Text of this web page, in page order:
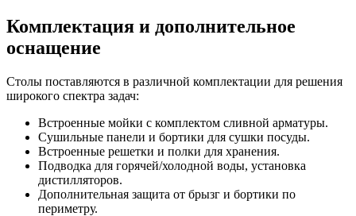
Комплектация и дополнительное
оснащение
Столы поставляются в различной комплектации для решения
широкого спектра задач:
Встроенные мойки с комплектом сливной арматуры.
Сушильные панели и бортики для сушки посуды.
Встроенные решетки и полки для хранения.
Подводка для горячей/холодной воды, установка
дистилляторов.
Дополнительная защита от брызг и бортики по
периметру.